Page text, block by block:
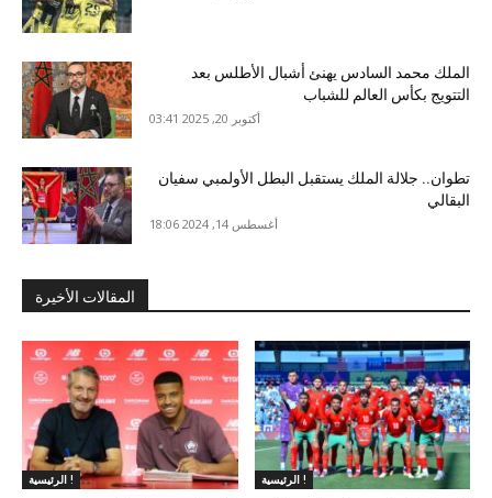
الملك محمد السادس يهنئ أشبال الأطلس بعد
التتويج بكأس العالم للشباب
أكتوبر 20, 2025 03:41
تطوان.. جلالة الملك يستقبل البطل الأولمبي سفيان
البقالي
أغسطس 14, 2024 18:06
المقالات الأخيرة
الرئيسية ! الرئيسية !